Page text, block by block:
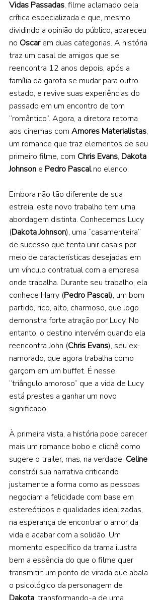
Vidas Passadas, filme aclamado pela
crítica especializada e que, mesmo
dividindo a opinião do público, apareceu
no Oscar em duas categorias. A história
traz um casal de amigos que se
reencontra 12 anos depois, após a
família da garota se mudar para outro
estado, e revive suas experiências do
passado em um encontro de tom
“romântico”. Agora, a diretora retorna
aos cinemas com Amores Materialistas,
um romance que traz elementos de seu
primeiro filme, com Chris Evans, Dakota
Johnson e Pedro Pascal no elenco.
Embora não tão diferente de sua
estreia, este novo trabalho tem uma
abordagem distinta. Conhecemos Lucy
(Dakota Johnson), uma “casamenteira”
de sucesso que tenta unir casais por
meio de características desejadas em
um vínculo contratual com a empresa
onde trabalha. Durante seu trabalho, ela
conhece Harry (Pedro Pascal), um bom
partido, rico, alto, charmoso, que logo
demonstra forte atração por Lucy. No
entanto, o destino intervém quando ela
reencontra John (Chris Evans), seu ex-
namorado, que agora trabalha como
garçom em um buffet. É nesse
“triângulo amoroso” que a vida de Lucy
está prestes a ganhar um novo
significado.
À primeira vista, a história pode parecer
mais um romance bobo e clichê como
sugere o trailer, mas, na verdade, Celine
constrói sua narrativa criticando
justamente a forma como as pessoas
negociam a felicidade com base em
estereótipos e qualidades idealizadas,
na esperança de encontrar o amor da
vida e acabar com a solidão. Um
momento específico da trama ilustra
bem a essência do que o filme quer
transmitir: um ponto de virada que abala
o psicológico da personagem de